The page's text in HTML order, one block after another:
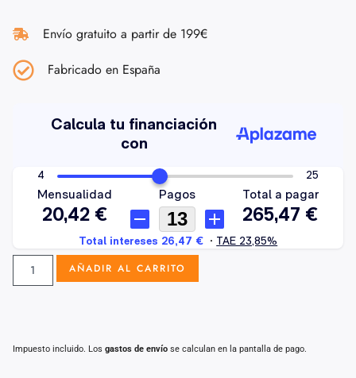
Envío gratuito a partir de 199€
Fabricado en España
AÑADIR AL CARRITO
Impuesto incluido. Los gastos de envío se calculan en la pantalla de pago.